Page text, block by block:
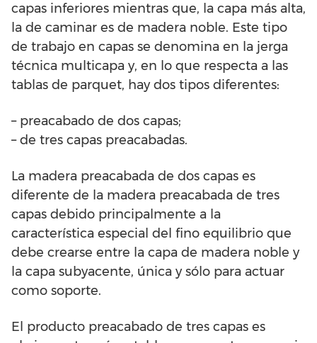
capas inferiores mientras que, la capa más alta,
la de caminar es de madera noble. Este tipo
de trabajo en capas se denomina en la jerga
técnica multicapa y, en lo que respecta a las
tablas de parquet, hay dos tipos diferentes:
– preacabado de dos capas;
– de tres capas preacabadas.
La madera preacabada de dos capas es
diferente de la madera preacabada de tres
capas debido principalmente a la
característica especial del fino equilibrio que
debe crearse entre la capa de madera noble y
la capa subyacente, única y sólo para actuar
como soporte.
El producto preacabado de tres capas es